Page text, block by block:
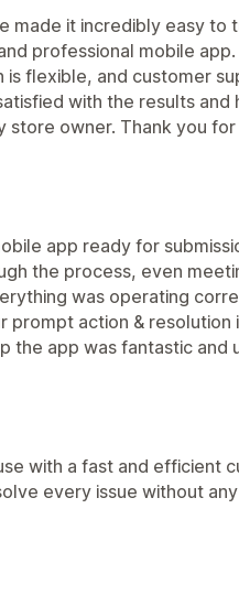
made it incredibly easy to
professional mobile
is flexible, and customer
with the results and
store owner. Thank you
app ready for
the process, even
was operating
prompt action & resolution
the app was fantastic and
with a fast and efficient
every issue without